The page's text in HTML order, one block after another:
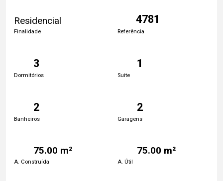
Residencial
Finalidade
4781
Referência
3
Dormitórios
1
Suite
2
Banheiros
2
Garagens
75.00 m²
A. Construída
75.00 m²
A. Útil